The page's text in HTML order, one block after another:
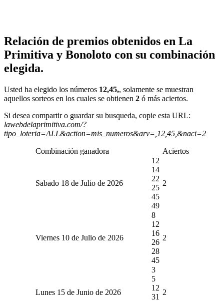
Relación de premios obtenidos en La
Primitiva y Bonoloto con su combinación
elegida.
Usted ha elegido los números 12,45,, solamente se muestran
aquellos sorteos en los cuales se obtienen 2 ó más aciertos.
Si desea compartir o guardar su busqueda, copie esta URL:
lawebdelaprimitiva.com/?
tipo_loteria=ALL&action=mis_numeros&arv=,12,45,&naci=2
Combinación ganadora Aciertos
Sabado 18 de Julio de 2026
12
14
22
25
45
49
2
Viernes 10 de Julio de 2026
8
12
16
26
28
45
2
Lunes 15 de Junio de 2026
3
5
12
31
2